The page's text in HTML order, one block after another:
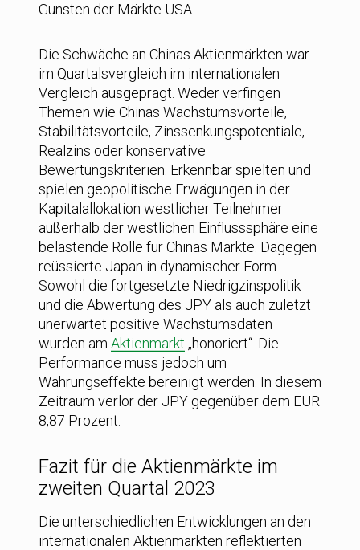
Gunsten der Märkte USA.
Die Schwäche an Chinas Aktienmärkten war
im Quartalsvergleich im internationalen
Vergleich ausgeprägt. Weder verfingen
Themen wie Chinas Wachstumsvorteile,
Stabilitätsvorteile, Zinssenkungspotentiale,
Realzins oder konservative
Bewertungskriterien. Erkennbar spielten und
spielen geopolitische Erwägungen in der
Kapitalallokation westlicher Teilnehmer
außerhalb der westlichen Einflusssphäre eine
belastende Rolle für Chinas Märkte. Dagegen
reüssierte Japan in dynamischer Form.
Sowohl die fortgesetzte Niedrigzinspolitik
und die Abwertung des JPY als auch zuletzt
unerwartet positive Wachstumsdaten
wurden am Aktienmarkt „honoriert“. Die
Performance muss jedoch um
Währungseffekte bereinigt werden. In diesem
Zeitraum verlor der JPY gegenüber dem EUR
8,87 Prozent.
Fazit für die Aktienmärkte im
zweiten Quartal 2023
Die unterschiedlichen Entwicklungen an den
internationalen Aktienmärkten reflektierten